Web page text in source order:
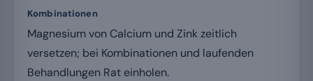
Kombinationen
Magnesium von Calcium und Zink zeitlich
versetzen; bei Kombinationen und laufenden
Behandlungen Rat einholen.